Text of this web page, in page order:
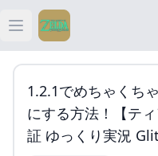
Open main menu
1.2.1でめちゃくち
にする方法！【テ
証 ゆっくり実況